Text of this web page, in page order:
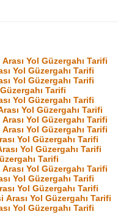
Yol Güzergahı Tarifi
Yol Güzergahı Tarifi
Yol Güzergahı Tarifi
Tarifi
Yol Güzergahı Tarifi
Yol Güzergahı Tarifi
Yol Güzergahı Tarifi
Yol Güzergahı Tarifi
Yol Güzergahı Tarifi
Yol Güzergahı Tarifi
Tarifi
Yol Güzergahı Tarifi
Yol Güzergahı Tarifi
Yol Güzergahı Tarifi
Yol Güzergahı Tarifi
Yol Güzergahı Tarifi